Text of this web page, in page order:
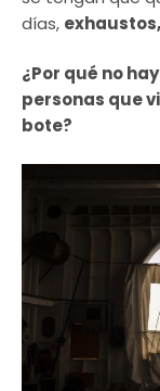
días,
¿Por qué no
personas que
bote?